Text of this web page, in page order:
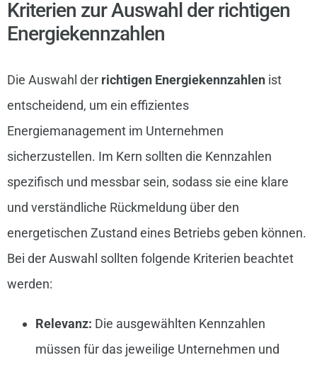
Kriterien zur Auswahl der richtigen
Energiekennzahlen
Die Auswahl der richtigen Energiekennzahlenist
entscheidend, um ein effizientes
Energiemanagement im Unternehmen
sicherzustellen. Im Kern sollten die Kennzahlen
spezifisch und messbar sein, sodass sie eine klare
und verständliche Rückmeldung über den
energetischen Zustand eines Betriebs geben können.
Bei der Auswahl sollten folgende Kriterien beachtet
werden:
Relevanz: Die ausgewählten Kennzahlen
müssen für das jeweilige Unternehmen und